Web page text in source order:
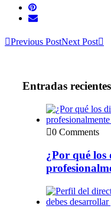
Previous PostNext Post
Entradas recientes
0 Comments
¿Por qué los